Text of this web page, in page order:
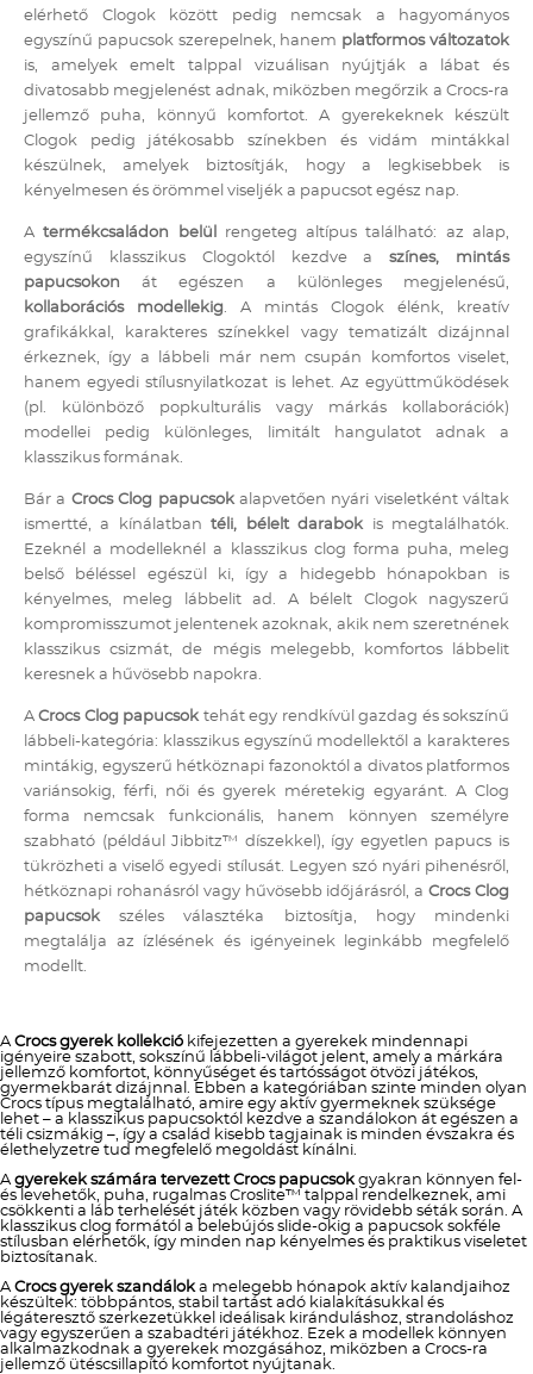
elérhető Clogok között pedig nemcsak a hagyományos
egyszínű papucsok szerepelnek, hanem platformos változatok
is, amelyek emelt talppal vizuálisan nyújtják a lábat és
divatosabb megjelenést adnak, miközben megőrzik a Crocs-ra
jellemző puha, könnyű komfortot. A gyerekeknek készült
Clogok pedig játékosabb színekben és vidám mintákkal
készülnek, amelyek biztosítják, hogy a legkisebbek is
kényelmesen és örömmel viseljék a papucsot egész nap.
Atermékcsaládon belül
rengeteg altípus található: az alap,
egyszínű klasszikus Clogoktól kezdve aszínes, mintás
papucsokon át egészen a különleges megjelenésű,
kollaborációs modellekig. A mintás Clogok élénk, kreatív
grafikákkal, karakteres színekkel vagy tematizált dizájnnal
érkeznek, így a lábbeli már nem csupán komfortos viselet,
hanem egyedi stílusnyilatkozat is lehet. Az együttműködések
(pl. különböző popkulturális vagy márkás kollaborációk)
modellei pedig különleges, limitált hangulatot adnak a
klasszikus formának.
Bár a Crocs Clog papucsokalapvetően nyári viseletként váltak
ismertté, a kínálatbantéli, bélelt darabokis megtalálhatók.
Ezeknél a modelleknél a klasszikus clog forma puha, meleg
belső béléssel egészül ki, így a hidegebb hónapokban is
kényelmes, meleg lábbelit ad. A bélelt Clogok nagyszerű
kompromisszumot jelentenek azoknak, akik nem szeretnének
klasszikus csizmát, de mégis melegebb, komfortos lábbelit
keresnek a hűvösebb napokra.
ACrocs Clog papucsoktehát egy rendkívül gazdag és sokszínű
lábbeli-kategória: klasszikus egyszínű modellektől a karakteres
mintákig, egyszerű hétköznapi fazonoktól a divatos platformos
variánsokig, férfi, női és gyerek méretekig egyaránt. A Clog
forma nemcsak funkcionális, hanem könnyen személyre
szabható (például Jibbitz™ díszekkel), így egyetlen papucs is
tükrözheti a viselő egyedi stílusát. Legyen szó nyári pihenésről,
hétköznapi rohanásról vagy hűvösebb időjárásról, aCrocs Clog
papucsokszéles választéka biztosítja, hogy mindenki
megtalálja az ízlésének és igényeinek leginkább megfelelő
modellt.
ACrocs gyerek kollekció kifejezetten a gyerekek mindennapi
igényeire szabott, sokszínű lábbeli-világot jelent, amely a márkára
jellemző komfortot, könnyűséget és tartósságot ötvözi játékos,
gyermekbarát dizájnnal. Ebben a kategóriában szinte minden olyan
Crocs típus megtalálható, amire egy aktív gyermeknek szüksége
lehet – a klasszikus papucsoktól kezdve a szandálokon át egészen a
téli csizmákig –, így a család kisebb tagjainak is minden évszakra és
élethelyzetre tud megfelelő megoldást kínálni.
Agyerekek számára tervezett Crocs papucsokgyakran könnyen fel-
és levehetők, puha, rugalmas Croslite™ talppal rendelkeznek, ami
csökkenti a láb terhelését játék közben vagy rövidebb séták során. A
klasszikus clog formától a belebújós slide-okig a papucsok sokféle
stílusban elérhetők, így minden nap kényelmes és praktikus viseletet
biztosítanak.
ACrocs gyerek szandáloka melegebb hónapok aktív kalandjaihoz
készültek: többpántos, stabil tartást adó kialakításukkal és
légáteresztő szerkezetükkel ideálisak kiránduláshoz, strandoláshoz
vagy egyszerűen a szabadtéri játékhoz. Ezek a modellek könnyen
alkalmazkodnak a gyerekek mozgásához, miközben a Crocs-ra
jellemző ütéscsillapító komfortot nyújtanak.